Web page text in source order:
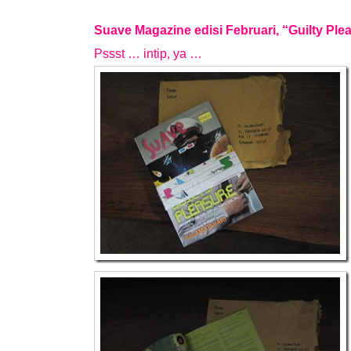
Suave Magazine edisi Februari, “Guilty
Pssst … intip, ya …